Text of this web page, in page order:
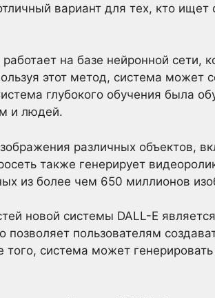
вариант для тех, кто ищет
на базе нейронной сети,
этот метод, система может
глубокого обучения была
и людей.
различных объектов,
также генерирует
из более чем 650 миллионов
новой системы DALL-E
позволяет пользователям
того, система может